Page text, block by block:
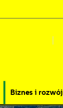
Biznes i rozwój